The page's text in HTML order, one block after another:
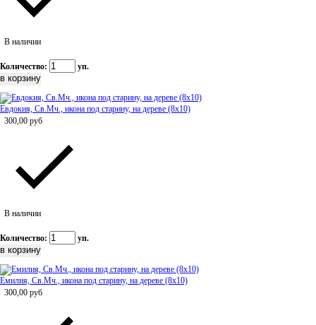
В наличии
Количество: уп.
Евдокия, Св.Мч., икона под старину, на дереве (8x10)
300,00 руб
В наличии
Количество: уп.
Емилия, Св.Мч., икона под старину, на дереве (8x10)
300,00 руб